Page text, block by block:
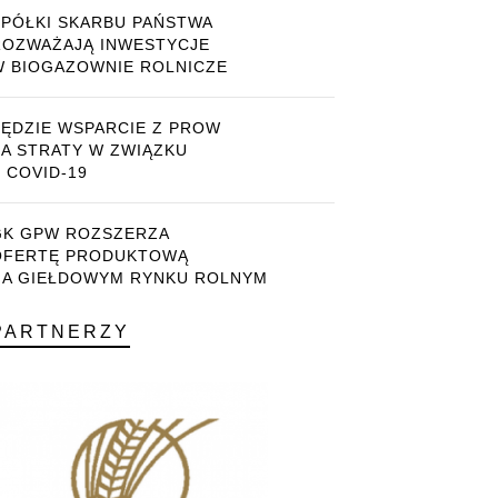
SKARBU PAŃSTWA
INWESTYCJE
BIOGAZOWNIE ROLNICZE
WSPARCIE Z PROW
STRATY W ZWIĄZKU
COVID-19
GPW ROZSZERZA
PRODUKTOWĄ
GIEŁDOWYM RYNKU ROLNYM